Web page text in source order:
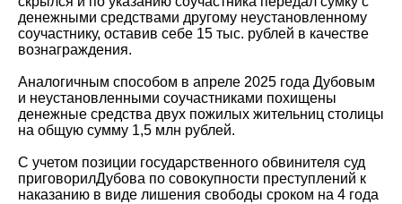
денежными средствами другому неустановленному
соучастнику, оставив себе 15 тыс. рублей в качестве
вознаграждения.
Аналогичным способом в апреле 2025 года Дубовым
и неустановленными соучастниками похищены
денежные средства двух пожилых жительниц столицы
на общую сумму 1,5 млн рублей.
С учетом позиции государственного обвинителя суд
приговорилДубова по совокупности преступлений к
наказанию в виде лишения свободы сроком на 4 года